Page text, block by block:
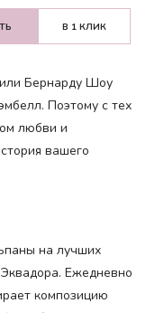
В 1 КЛИК
Бернарду Шоу
Поэтому с тех
любви и
вашего
на лучших
Ежедневно
композицию